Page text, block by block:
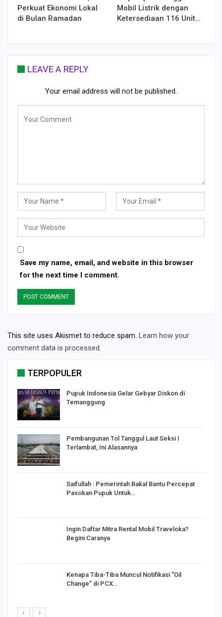
Perkuat Ekonomi Lokal
di Bulan Ramadan
Mobil Listrik dengan
Ketersediaan 116 Unit…
LEAVE A REPLY
Your email address will not be published.
Save my name, email, and website in this browser
for the next time I comment.
This site uses Akismet to reduce spam. Learn how your
comment data is processed.
TERPOPULER
Pupuk Indonesia Gelar Gebyar Diskon di
Temanggung
Pembangunan Tol Tanggul Laut Seksi I
Terlambat, Ini Alasannya
Saifullah : Pemerintah Bakal Bantu Percepat
Pasokan Pupuk Untuk…
Ingin Daftar Mitra Rental Mobil Traveloka?
Begini Caranya
Kenapa Tiba-Tiba Muncul Notifikasi “Oil
Change” di PCX…